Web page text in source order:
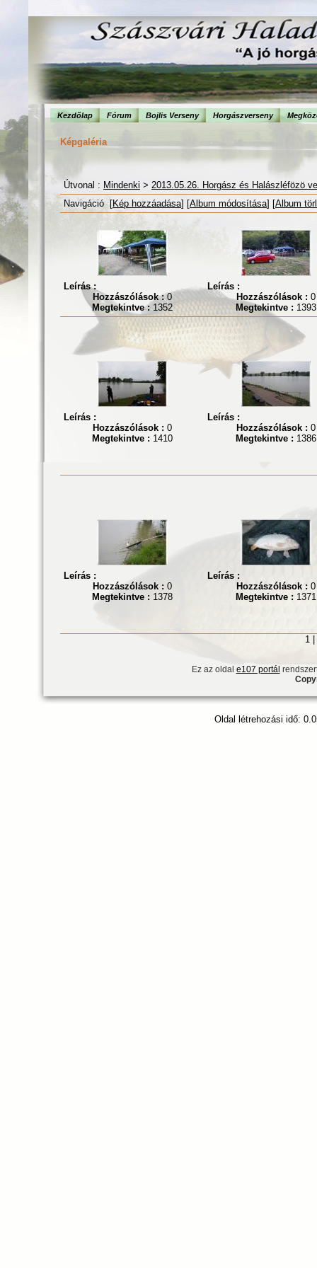
Kezdõlap Fórum Bojlis Verseny Horgászverseny
Képgaléria
Útvonal : Mindenki > 2013.05.26. Horgász és Halászléfözö
Navigáció [Kép hozzáadása] [Album módosítása] [Album
Leírás :
Hozzászólások :0
Megtekintve : 1352
Leírás :
Hozzászólások : 0
Megtekintve : 1393
Leírás :
Hozzászólások : 0
Megtekintve : 1410
Leírás :
Hozzászólások : 0
Megtekintve : 1386
Leírás :
Hozzászólások : 0
Megtekintve : 1378
Leírás :
Hozzászólások : 0
Megtekintve : 1371
1 |
Ez az oldal e107 portál
Oldal létrehozási idő: